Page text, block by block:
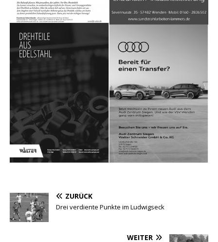
ZURÜCK
Drei verdiente Punkte im Ludwigseck
WEITER